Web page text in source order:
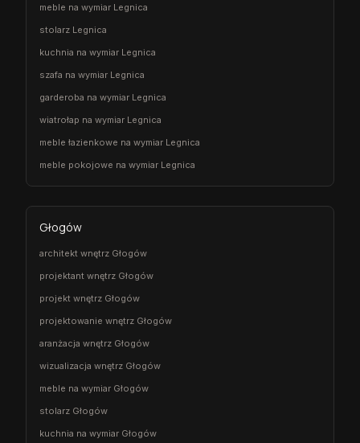
meble na wymiar Legnica
stolarz Legnica
kuchnia na wymiar Legnica
szafa na wymiar Legnica
garderoba na wymiar Legnica
wiatrołap na wymiar Legnica
meble łazienkowe na wymiar Legnica
meble pokojowe na wymiar Legnica
Głogów
architekt wnętrz Głogów
projektant wnętrz Głogów
projekt wnętrz Głogów
projektowanie wnętrz Głogów
aranżacja wnętrz Głogów
wizualizacja wnętrz Głogów
meble na wymiar Głogów
stolarz Głogów
kuchnia na wymiar Głogów